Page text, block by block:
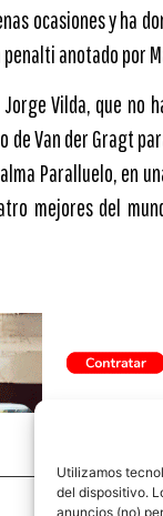
Utilizamos
del dispositivo.
anuncios (no)
ocasiones y ha
anotado por
Vilda, que no
de Van der Gragt
Paralluelo, en
mejores del